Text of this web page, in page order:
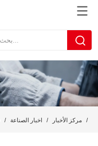
/ مركز الأخبار / اخبار الصناعة /